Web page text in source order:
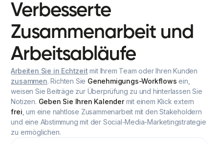
Verbesserte
Zusammenarbeit und
Arbeitsabläufe
Arbeiten Sie in Echtzeit mit Ihrem Team oder Ihren Kunden
zusammen. Richten Sie Genehmigungs-Workflows ein,
weisen Sie Beiträge zur Überprüfung zu und hinterlassen Sie
Notizen. Geben Sie Ihren Kalendermit einem Klick extern
frei , um eine nahtlose Zusammenarbeit mit den Stakeholdern
und eine Abstimmung mit der Social-Media-Marketingstrategie
zu ermöglichen.